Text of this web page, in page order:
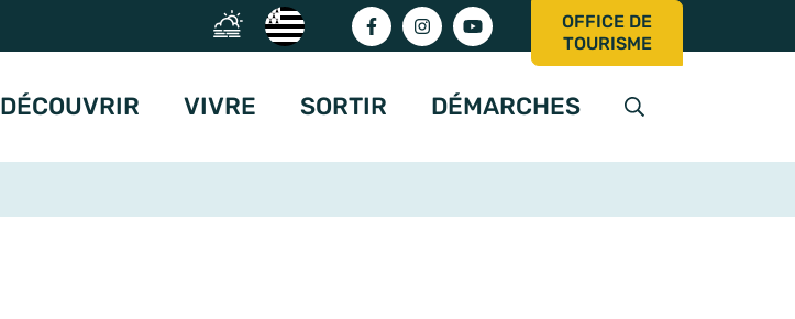
Lien vers le compte Facebook
Lien vers le compte Instagram
Lien vers la chaîne Youtube
OFFICE DE
TOURISME
DÉCOUVRIR VIVRE SORTIR DÉMARCHES AFFICHER LA